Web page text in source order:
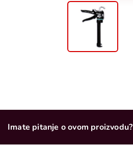
Imate pitanje o ovom proizvodu?